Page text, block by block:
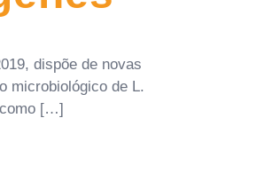
dispõe de novas
microbiológico de L.
[…]